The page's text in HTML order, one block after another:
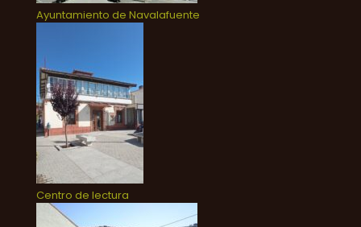
Ayuntamiento de Navalafuente
Centro de lectura